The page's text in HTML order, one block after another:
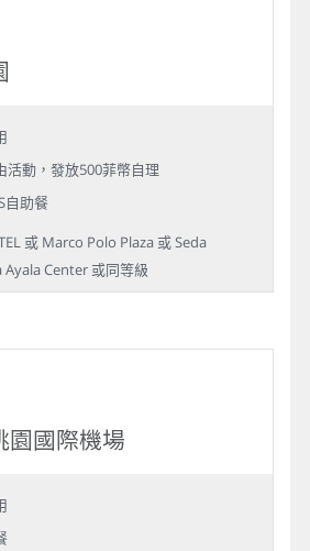
活動，發放500菲幣自理
自助餐
或 Marco Polo Plaza 或 Seda
Ayala Center 或同等級
園國際機場